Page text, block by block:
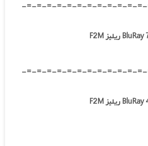
-=-=-=-=-=-=-=-=-=-=-=-
-=-=-=-=-=-=-=-=-=-=-=-